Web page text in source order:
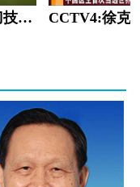
央视报道大陆纳米刀技术手术：绝境重生